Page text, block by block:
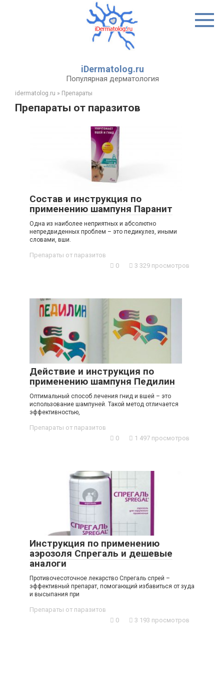
iDermatolog.ru
Популярная дерматология
idermatolog.ru » Препараты
Препараты от паразитов
Состав и инструкция по
применению шампуня Паранит
Одна из наиболее неприятных и абсолютно
непредвиденных проблем – это педикулез, иными
словами, вши.
Препараты от паразитов
0
3 329 просмотров
Действие и инструкция по
применению шампуня Педилин
Оптимальный способ лечения гнид и вшей – это
использование шампуней. Такой метод отличается
эффективностью,
Препараты от паразитов
0
1 497 просмотров
Инструкция по применению
аэрозоля Спрегаль и дешевые
аналоги
Противочесоточное лекарство Спрегаль спрей –
эффективный препарат, помогающий избавиться от зуда
и высыпания при
Препараты от паразитов
0
3 193 просмотров